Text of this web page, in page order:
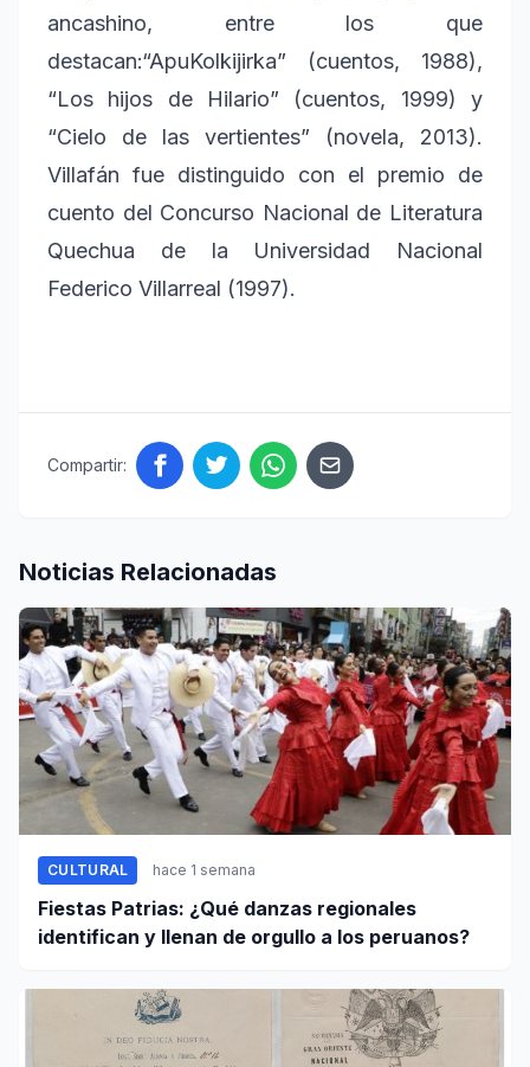
ancashino, entre los que
destacan:“ApuKolkijirka” (cuentos, 1988),
“Los hijos de Hilario” (cuentos, 1999) y
“Cielo de las vertientes” (novela, 2013).
Villafán fue distinguido con el premio de
cuento del Concurso Nacional de Literatura
Quechua de la Universidad Nacional
Federico Villarreal (1997).
Compartir:
Noticias Relacionadas
CULTURAL hace 1 semana
Fiestas Patrias: ¿Qué danzas regionales
identifican y llenan de orgullo a los peruanos?